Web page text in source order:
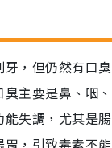
牙，但仍然有口
主要是鼻、咽
失調，尤其是
，引致毒素不